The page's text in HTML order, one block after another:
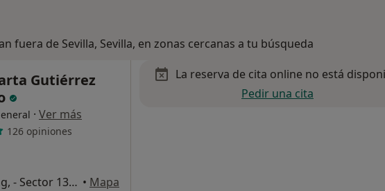
fuera de Sevilla, Sevilla, en zonas cercanas a tu búsqueda
Gutiérrez
· Ver más
126 opiniones
c/ Prolongación Dr. Fleming, - Sector 13, Dos Hermanas • Mapa
La reserva de cita online no está
Pedir una cita